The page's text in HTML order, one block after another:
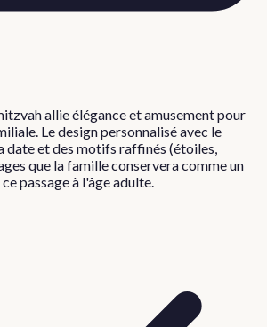
allie élégance et amusement pour
Le design personnalisé avec le
date et des motifs raffinés (étoiles,
que la famille conservera comme un
passage à l'âge adulte.